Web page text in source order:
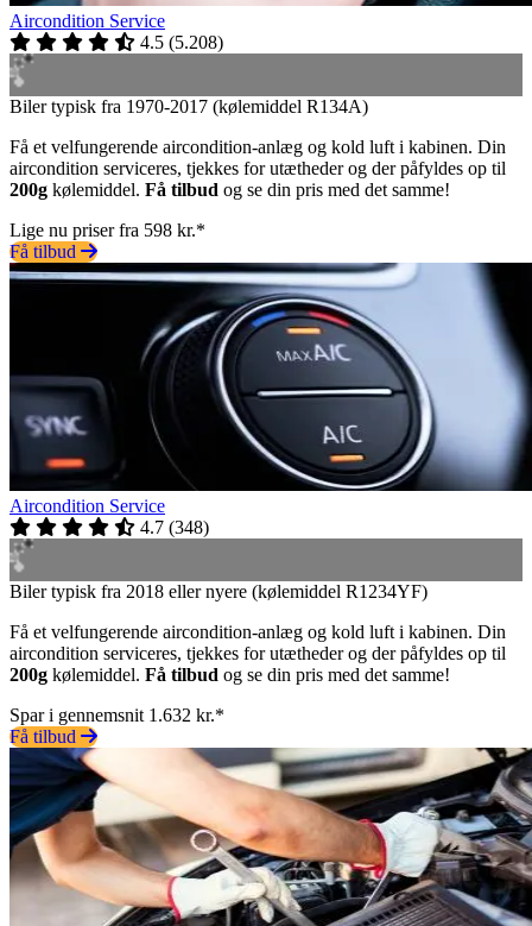
Aircondition Service
4.5 (5.208)
Biler typisk fra 1970-2017 (kølemiddel R134A)
Få et velfungerende aircondition-anlæg og kold luft i kabinen. Din
aircondition serviceres, tjekkes for utætheder og der påfyldes op til
200g kølemiddel. Få tilbud og se din pris med det samme!
Lige nu priser fra 598 kr.*
Få tilbud
Aircondition Service
4.7 (348)
Biler typisk fra 2018 eller nyere (kølemiddel R1234YF)
Få et velfungerende aircondition-anlæg og kold luft i kabinen. Din
aircondition serviceres, tjekkes for utætheder og der påfyldes op til
200g kølemiddel. Få tilbud og se din pris med det samme!
Spar i gennemsnit 1.632 kr.*
Få tilbud